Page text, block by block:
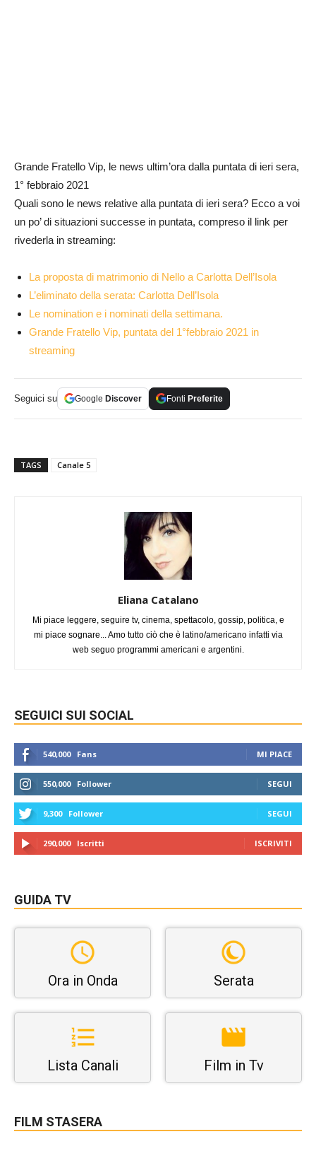
Grande Fratello Vip, le news ultim’ora dalla puntata di ieri sera,
1° febbraio 2021
Quali sono le news relative alla puntata di ieri sera? Ecco a voi
un po’ di situazioni successe in puntata, compreso il link per
rivederla in streaming:
La proposta di matrimonio di Nello a Carlotta Dell’Isola
L’eliminato della serata: Carlotta Dell’Isola
Le nomination e i nominati della settimana.
Grande Fratello Vip, puntata del 1°febbraio 2021 in
streaming
Seguici su Google Discover Fonti Preferite
TAGS Canale 5
Eliana Catalano
Mi piace leggere, seguire tv, cinema, spettacolo, gossip, politica, e
mi piace sognare... Amo tutto ciò che è latino/americano infatti via
web seguo programmi americani e argentini.
SEGUICI SUI SOCIAL
540,000 Fans MI PIACE
550,000 Follower SEGUI
9,300 Follower SEGUI
290,000 Iscritti ISCRIVITI
GUIDA TV
Ora in Onda Serata
Lista Canali Film in Tv
FILM STASERA